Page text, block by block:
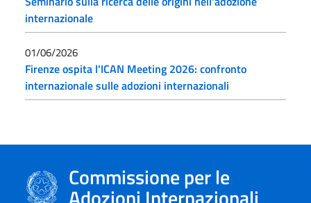
internazionale
01/06/2026
Firenze ospita l'ICAN Meeting 2026: confronto
internazionale sulle adozioni internazionali
Commissione per le